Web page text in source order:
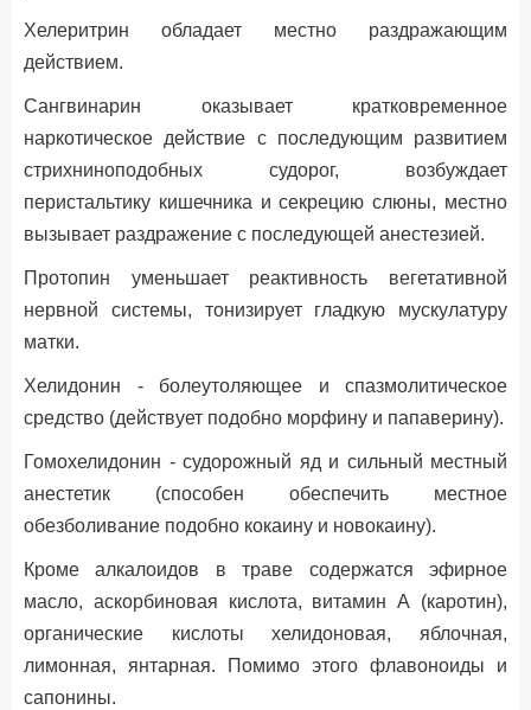
Хелеритрин обладает местно раздражающим
действием.
Сангвинарин оказывает кратковременное
наркотическое действие с последующим развитием
стрихниноподобных судорог, возбуждает
перистальтику кишечника и секрецию слюны, местно
вызывает раздражение с последующей анестезией.
Протопин уменьшает реактивность вегетативной
нервной системы, тонизирует гладкую мускулатуру
матки.
Хелидонин - болеутоляющее и спазмолитическое
средство (действует подобно морфину и папаверину).
Гомохелидонин - судорожный яд и сильный местный
анестетик (способен обеспечить местное
обезболивание подобно кокаину и новокаину).
Кроме алкалоидов в траве содержатся эфирное
масло, аскорбиновая кислота, витамин А (каротин),
органические кислоты хелидоновая, яблочная,
лимонная, янтарная. Помимо этого флавоноиды и
сапонины.